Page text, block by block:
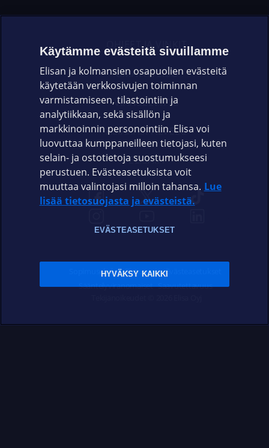
OHJEET JA VINKIT
OMAYHTEISÖ
VIANSELVITYS
ASIAKASPALVELU
ELISA.FI
Sopimusehdot Tietosuoja Evästeasetukset
Sääntelyviranomaiset Saavutettavuus
Käytämme evästeitä sivuillamme
Elisan ja kolmansien osapuolien evästeitä
käytetään verkkosivujen toiminnan
varmistamiseen, tilastointiin ja
analytiikkaan, sekä sisällön ja
markkinoinnin personointiin. Elisa voi
luovuttaa kumppaneilleen tietojasi, kuten
selain- ja ostotietoja suostumukseesi
perustuen. Evästeasetuksista voit
muuttaa valintojasi milloin tahansa. Lue
lisää tietosuojasta ja evästeistä.
EVÄSTEASETUKSET
HYVÄKSY KAIKKI